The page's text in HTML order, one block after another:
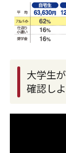
大学生
確認し